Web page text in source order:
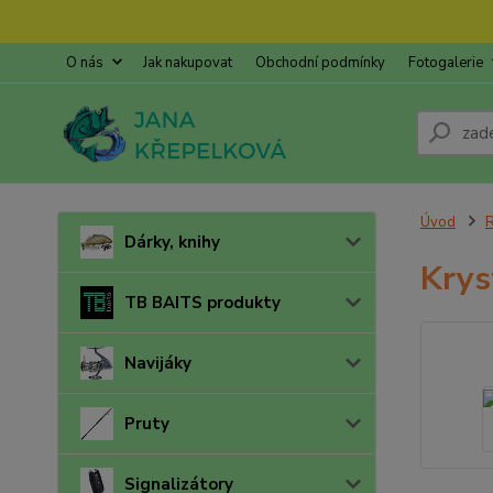
O nás Jak nakupovat Obchodní podmínky Fotogalerie
Dárky, knihy
TB BAITS produkty
Navijáky
Pruty
Signalizátory
Úvod